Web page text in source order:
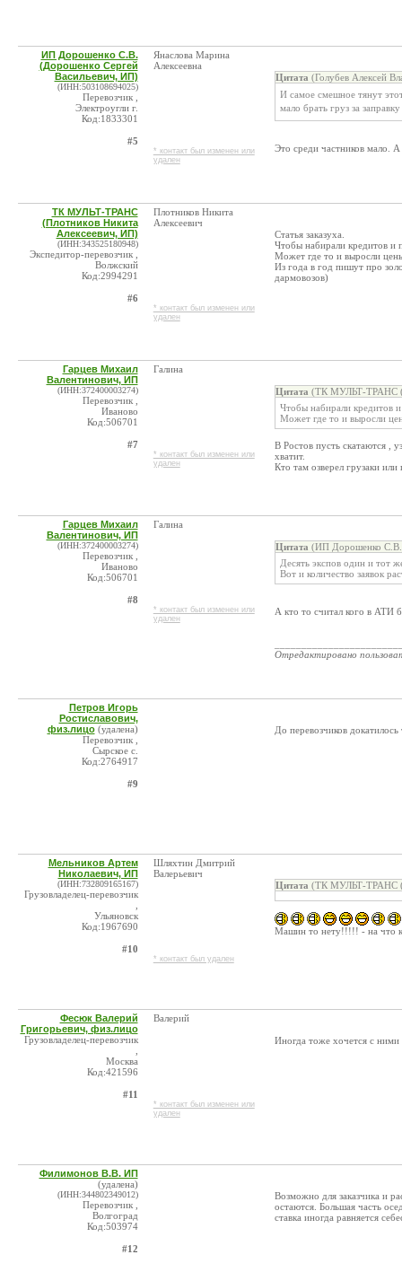
ИП Дорошенко С.В.
(Дорошенко Сергей
Васильевич, ИП)
(ИНН:503108694025)
Перевозчик ,
Электроугли г.
Код:1833301
#5
Янаслова Марина
Алексеевна
* контакт был изменен или
удален
Цитата (Голубев Алексей
И самое смешное тянут
мало брать груз за
Это среди частников мало.
ТК МУЛЬТ-ТРАНС
(Плотников Никита
Алексеевич, ИП)
(ИНН:343525180948)
Экспедитор-перевозчик ,
Волжский
Код:2994291
#6
Плотников Никита
Алексеевич
* контакт был изменен или
удален
Статья заказуха.
Чтобы набирали кредитов
Может где то и выросли
Из года в год пишут про
дармовозов)
Гарцев Михаил
Валентинович, ИП
(ИНН:372400003274)
Перевозчик ,
Иваново
Код:506701
#7
Галина
* контакт был изменен или
удален
Цитата (ТК МУЛЬТ-ТРАНС
Чтобы набирали кредитов
Может где то и выросли
В Ростов пусть скатаются ,
хватит.
Кто там озверел грузаки или
Гарцев Михаил
Валентинович, ИП
(ИНН:372400003274)
Перевозчик ,
Иваново
Код:506701
#8
Галина
* контакт был изменен или
удален
Цитата (ИП Дорошенко С.В.
Десять экспов один и тот
Вот и количество заявок
А кто то считал кого в АТИ
Отредактировано
Петров Игорь
Ростиславович,
физ.лицо (удалена)
Перевозчик ,
Сырское с.
Код:2764917
#9
До перевозчиков
Мельников Артем
Николаевич, ИП
(ИНН:732809165167)
Грузовладелец-перевозчик
Ульяновск
Код:1967690
#10
Шляхтин Дмитрий
Валерьевич
* контакт был удален
Цитата (ТК МУЛЬТ-ТРАНС
Машин то нету!!!!! - на что
Фесюк Валерий
Григорьевич, физ.лицо
Грузовладелец-перевозчик
Москва
Код:421596
#11
Валерий
* контакт был изменен или
удален
Иногда тоже хочется с ними
Филимонов В.В. ИП
(удалена)
(ИНН:344802349012)
Перевозчик ,
Волгоград
Код:503974
#12
Возможно для заказчика и
остаются. Большая часть
ставка иногда равняется